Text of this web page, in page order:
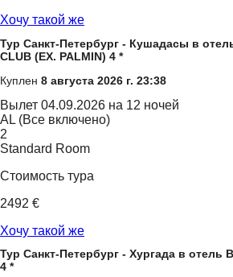
Хочу такой же
Тур Санкт-Петербург - Кушадасы в
CLUB (EX. PALMIN) 4 *
Куплен 8 августа 2026 г. 23:38
Вылет 04.09.2026 на 12 ночей
AL (Все включено)
2
Standard Room
Стоимость тура
2492 €
Хочу такой же
Тур Санкт-Петербург - Хургада в отель
4 *